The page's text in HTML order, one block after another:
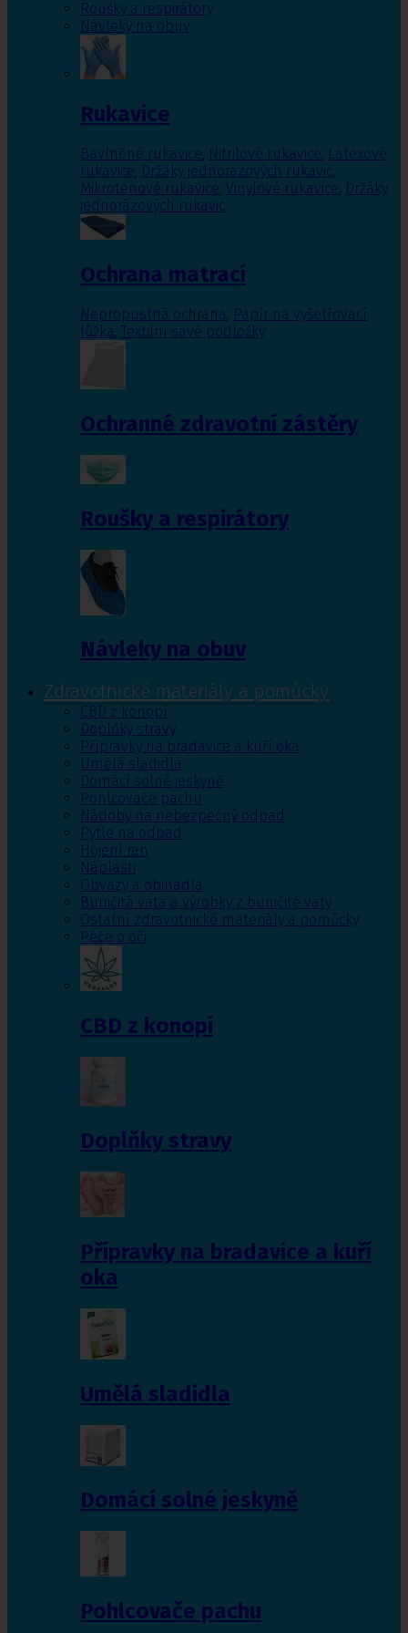
Roušky a respirátory
Návleky na obuv
Rukavice
Bavlněné rukavice, Nitrilové rukavice, Latexové
rukavice, Držáky jednorázových rukavic,
Mikrotenové rukavice, Vinylové rukavice, Držáky
jednorázových rukavic
Ochrana matrací
Nepropustná ochrana, Papír na vyšetřovací
lůžka, Textilní savé podložky
Ochranné zdravotní zástěry
Roušky a respirátory
Návleky na obuv
Zdravotnické materiály a pomůcky
CBD z konopí
Doplňky stravy
Přípravky na bradavice a kuří oka
Umělá sladidla
Domácí solné jeskyně
Pohlcovače pachu
Nádoby na nebezpečný odpad
Pytle na odpad
Hojení ran
Náplasti
Obvazy a obinadla
Buničitá vata a výrobky z buničité vaty
Ostatní zdravotnické materiály a pomůcky
Péče o oči
CBD z konopí
Doplňky stravy
Přípravky na bradavice a kuří
oka
Umělá sladidla
Domácí solné jeskyně
Pohlcovače pachu